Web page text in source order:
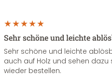
Sehr schöne und leichte
Sehr schöne und leichte
auch auf Holz und sehen
wieder bestellen.